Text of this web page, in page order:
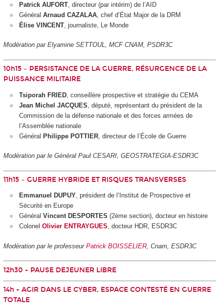
Patrick AUFORT , directeur (par intérim) de l’AID
Général Arnaud CAZALAA , chef d’État Major de la DRM
Élise VINCENT , journaliste, Le Monde
Modération par Elyamine SETTOUL, MCF CNAM, PSDR3C
10h15 – PERSISTANCE DE LA GUERRE, RÉSURGENCE DE LA
PUISSANCE MILITAIRE
Tsiporah FRIED , conseillère prospective et stratégie du CEMA
Jean Michel JACQUES , député, représentant du président de la
Commission de la défense nationale et des forces armées de
l’Assemblée nationale
Général Philippe POTTIER , directeur de l’École de Guerre
Modération par le Général Paul CESARI, GEOSTRATEGIA-ESDR3C
11h15 – GUERRE HYBRIDE ET RISQUES TRANSVERSES
Emmanuel DUPUY, président de l’Institut de Prospective et
Sécurité en Europe
Général Vincent DESPORTES (2ème section), docteur en histoire
Colonel Olivier ENTRAYGUES, docteur HDR, ESDR3C
Modération par le professeur Patrick BOISSELIER, Cnam, ESDR3C
12h30 - PAUSE DEJEUNER LIBRE
14h - AGIR DANS LE CYBER, ESPACE CONTESTÉ EN GUERRE
TOTALE